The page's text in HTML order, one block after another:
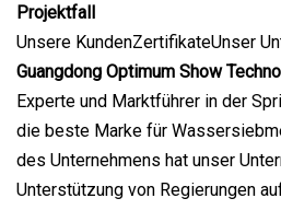
Projektfall
Unsere KundenZertifikateUnser
Guangdong Optimum Show
Experte und Marktführer in der
die beste Marke für
des Unternehmens hat unser
Unterstützung von Regierungen